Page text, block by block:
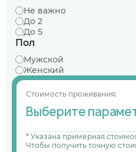
Не важно
До 2
До 5
Пол
Мужской
Женский
Стоимость проживания:
Выберите
* Указана примерная
Чтобы получить точную